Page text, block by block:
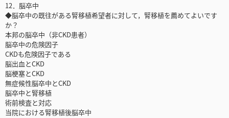
12．脳卒中
◆脳卒中の既往がある腎移植希望者に対して，腎移植を薦めてよいです
か？
本邦の脳卒中（非CKD患者）
脳卒中の危険因子
CKDも危険因子である
脳出血とCKD
脳梗塞とCKD
無症候性脳卒中とCKD
脳卒中と腎移植
術前検査と対応
当院における腎移植後脳卒中